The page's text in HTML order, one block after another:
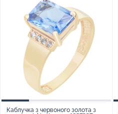
Каблучка з червоного золота з